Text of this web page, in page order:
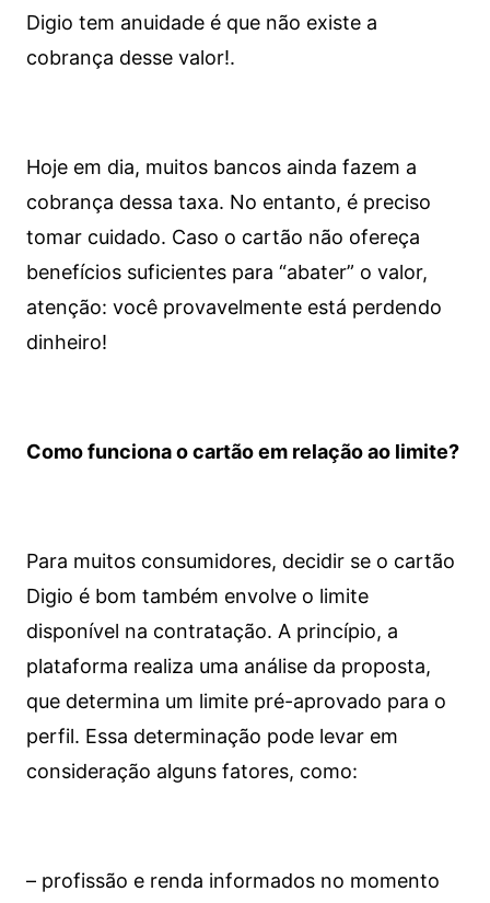
Digio tem anuidade é que não existe a
cobrança desse valor!.
Hoje em dia, muitos bancos ainda fazem a
cobrança dessa taxa. No entanto, é preciso
tomar cuidado. Caso o cartão não ofereça
benefícios suficientes para “abater” o valor,
atenção: você provavelmente está perdendo
dinheiro!
Como funciona o cartão em relação ao limite?
Para muitos consumidores, decidir se o cartão
Digio é bom também envolve o limite
disponível na contratação. A princípio, a
plataforma realiza uma análise da proposta,
que determina um limite pré-aprovado para o
perfil. Essa determinação pode levar em
consideração alguns fatores, como:
– profissão e renda informados no momento